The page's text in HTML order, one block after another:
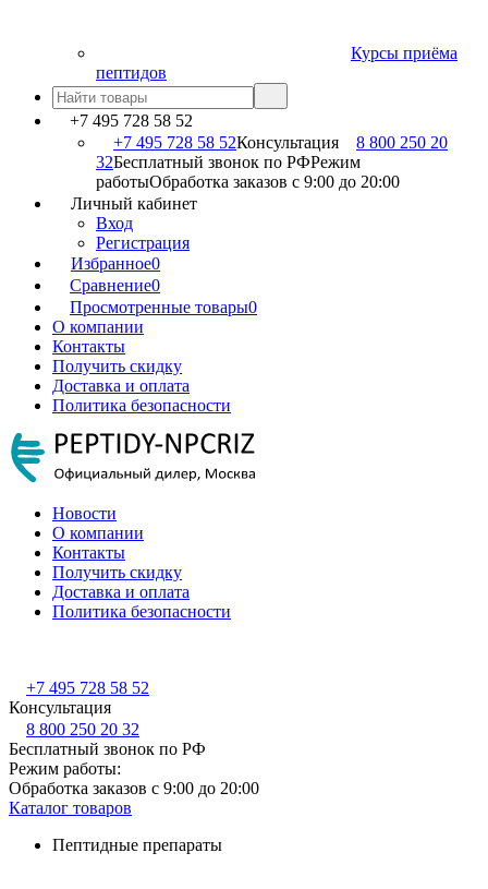
Курсы приёма
пептидов
+7 495 728 58 52
+7 495 728 58 52Консультация
8 800 250 20
32Бесплатный звонок по РФРежим
работыОбработка заказов с 9:00 до 20:00
Личный кабинет
Вход
Регистрация
Избранное0
Сравнение0
Просмотренные товары0
О компании
Контакты
Получить скидку
Доставка и оплата
Политика безопасности
Новости
О компании
Контакты
Получить скидку
Доставка и оплата
Политика безопасности
+7 495 728 58 52
Консультация
8 800 250 20 32
Бесплатный звонок по РФ
Режим работы:
Обработка заказов с 9:00 до 20:00
Каталог товаров
Пептидные препараты